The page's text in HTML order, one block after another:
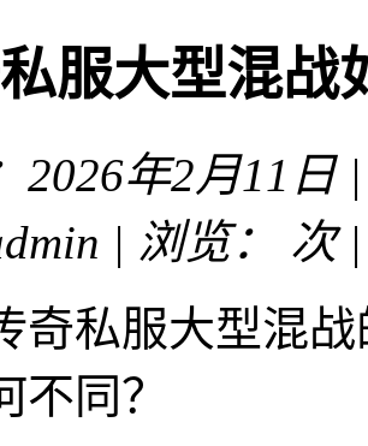
服大型混战
2026年2月11日
| 浏览：
次
奇私服大型混
不同？